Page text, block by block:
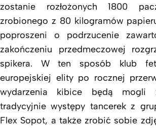
zostanie rozłożonych 1800
zrobionego z 80 kilogramów
poproszeni o podrzucenie
zakończeniu przedmeczowej
spikera. W ten sposób klub
europejskiej elity po rocznej
wydarzenia kibice będą mogli
tradycyjnie występy tancerek z
Flex Sopot, a także zrobić sobie